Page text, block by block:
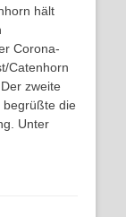
hält
Corona-
Catenhorn
zweite
begrüßte die
Unter